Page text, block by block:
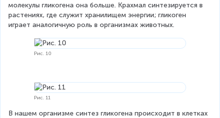
молекулы гликогена она больше. Крахмал синтезируется в
растениях, где служит хранилищем энергии; гликоген
играет аналогичную роль в организмах животных.
Рис. 10
Рис. 11
В нашем организме синтез гликогена происходит в клетках